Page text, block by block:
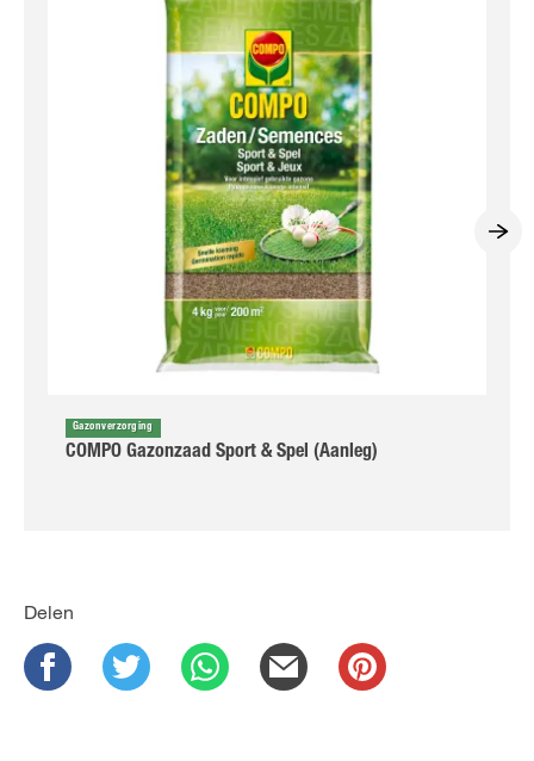
Gazonverzorging
COMPO Gazonzaad Sport & Spel (Aanleg)
Delen